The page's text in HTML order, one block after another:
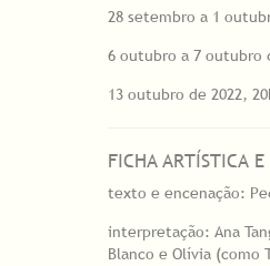
28 setembro a 1
6 outubro a 7 outubro
13 outubro de 2022,
FICHA ARTÍSTICA
texto e encenação:
interpretação: Ana
Blanco e Olívia (como